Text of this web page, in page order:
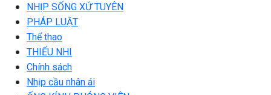
NHỊP SỐNG XỨ TUYÊN
PHÁP LUẬT
Thể thao
THIẾU NHI
Chính sách
Nhịp cầu nhân ái